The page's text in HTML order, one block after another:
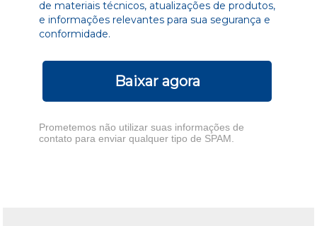
de materiais técnicos, atualizações de produtos,
e informações relevantes para sua segurança e
conformidade.
Baixar agora
Prometemos não utilizar suas informações de
contato para enviar qualquer tipo de SPAM.